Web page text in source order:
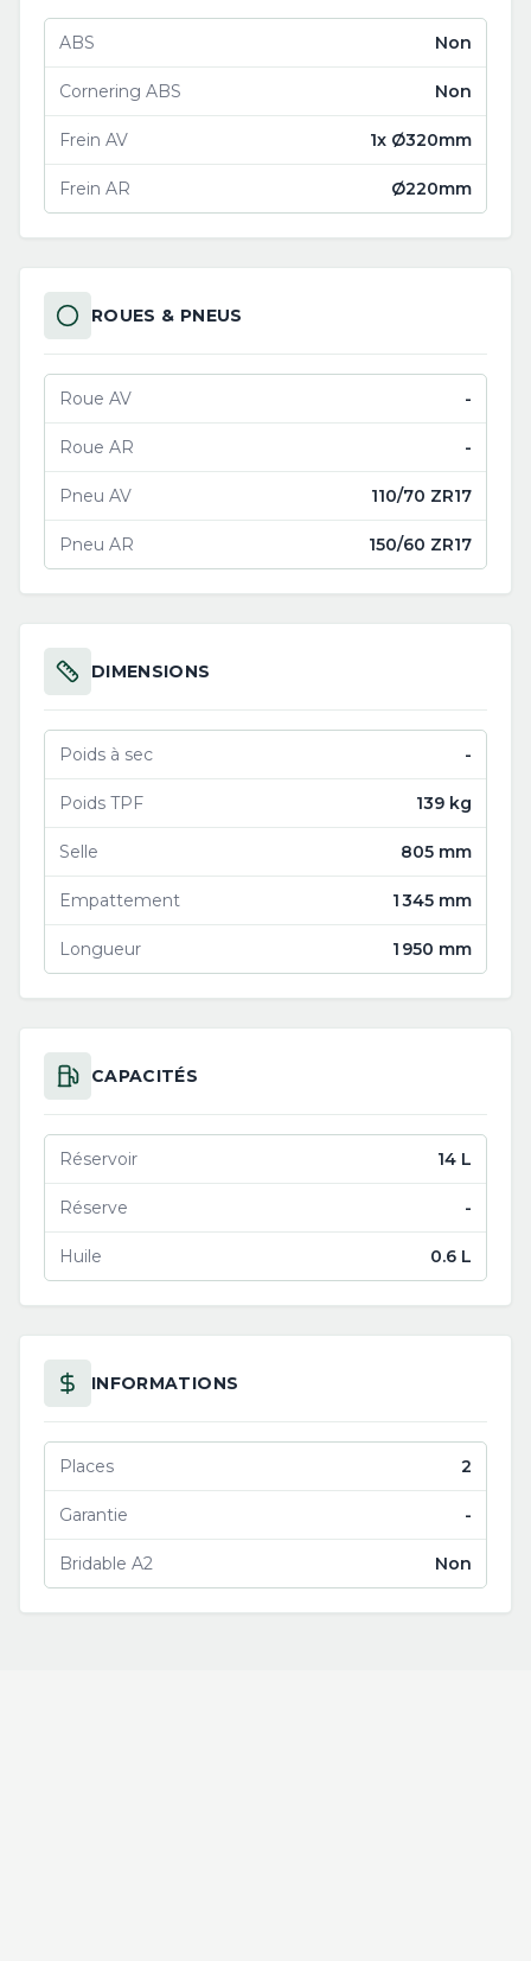
ABS Non
Cornering ABS Non
Frein AV 1x Ø320mm
Frein AR Ø220mm
ROUES & PNEUS
Roue AV -
Roue AR -
Pneu AV 110/70 ZR17
Pneu AR 150/60 ZR17
DIMENSIONS
Poids à sec -
Poids TPF 139 kg
Selle 805 mm
Empattement 1 345 mm
Longueur 1 950 mm
CAPACITÉS
Réservoir 14 L
Réserve -
Huile 0.6 L
INFORMATIONS
Places 2
Garantie -
Bridable A2 Non